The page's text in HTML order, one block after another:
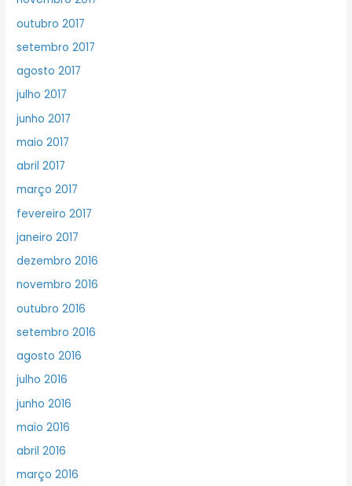
outubro 2017
setembro 2017
agosto 2017
julho 2017
junho 2017
maio 2017
abril 2017
março 2017
fevereiro 2017
janeiro 2017
dezembro 2016
novembro 2016
outubro 2016
setembro 2016
agosto 2016
julho 2016
junho 2016
maio 2016
abril 2016
março 2016